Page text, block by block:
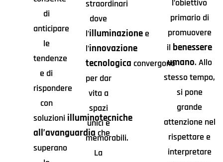
di
anticipare
le
tendenze
e di
rispondere
con
soluzioni illuminotecniche
all’avanguardia che
superano
straordinari
dove
l’illuminazionee
l’innovazione
tecnologica convergono
per dar
vita a
spazi
unici e
memorabili.
La
l’obiettivo
primario di
promuovere
il benessere
umano. Allo
stesso tempo,
si pone
grande
attenzione nel
rispettare e
interpretare